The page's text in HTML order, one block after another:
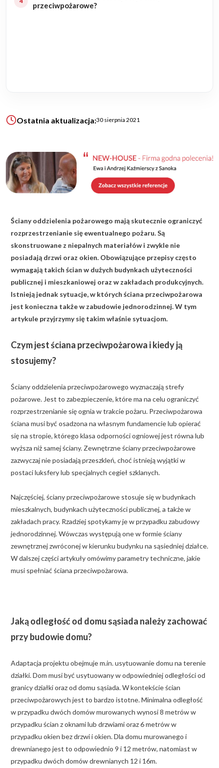
ZAPISZ SIĘ
przeciwpożarowe?
Ostatnia aktualizacja:30 sierpnia 2021
Ściany oddzielenia pożarowego mają skutecznie ograniczyć
rozprzestrzenianie się ewentualnego pożaru. Są
skonstruowane z niepalnych materiałów i zwykle nie
posiadają drzwi oraz okien. Obowiązujące przepisy często
wymagają takich ścian w dużych budynkach użyteczności
publicznej i mieszkaniowej oraz w zakładach produkcyjnych.
Istnieją jednak sytuacje, w których ściana przeciwpożarowa
jest konieczna także w zabudowie jednorodzinnej. W tym
artykule przyjrzymy się takim właśnie sytuacjom.
Czym jest ściana przeciwpożarowa i kiedy ją
stosujemy?
Ściany oddzielenia przeciwpożarowego wyznaczają strefy
pożarowe. Jest to zabezpieczenie, które ma na celu ograniczyć
rozprzestrzenianie się ognia w trakcie pożaru. Przeciwpożarowa
ściana musi być osadzona na własnym fundamencie lub opierać
się na stropie, którego klasa odporności ogniowej jest równa lub
wyższa niż samej ściany. Zewnętrzne ściany przeciwpożarowe
zazwyczaj nie posiadają przeszkleń, choć istnieją wyjątki w
postaci luksfery lub specjalnych cegieł szklanych.
Najczęściej, ściany przeciwpożarowe stosuje się w budynkach
mieszkalnych, budynkach użyteczności publicznej, a także w
zakładach pracy. Rzadziej spotykamy je w przypadku zabudowy
jednorodzinnej. Wówczas występują one w formie ściany
zewnętrznej zwróconej w kierunku budynku na sąsiedniej działce.
W dalszej części artykuły omówimy parametry techniczne, jakie
musi spełniać ściana przeciwpożarowa.
Jaką odległość od domu sąsiada należy zachować
przy budowie domu?
Adaptacja projektu obejmuje m.in. usytuowanie domu na terenie
działki. Dom musi być usytuowany w odpowiedniej odległości od
granicy działki oraz od domu sąsiada. W kontekście ścian
przeciwpożarowych jest to bardzo istotne. Minimalna odległość
w przypadku dwóch domów murowanych wynosi 8 metrów w
przypadku ścian z oknami lub drzwiami oraz 6 metrów w
przypadku okien bez drzwi i okien. Dla domu murowanego i
drewnianego jest to odpowiednio 9 i 12 metrów, natomiast w
przypadku dwóch domów drewnianych 12 i 16m.